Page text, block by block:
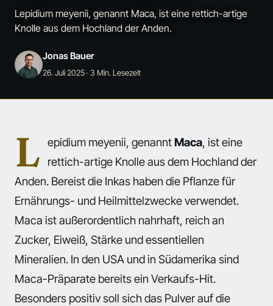
Lepidium meyenii, genannt Maca, ist eine rettich-artige
Knolle aus dem Hochland der Anden.
Jonas Bauer
26. Juli 2025· 3 Min. Lesezeit
L epidium meyenii, genanntMaca, ist eine
rettich-artige Knolle aus dem Hochland der
Anden. Bereist die Inkas haben die Pflanze für
Ernährungs- und Heilmittelzwecke verwendet.
Maca ist außerordentlich nahrhaft, reich an
Zucker, Eiweiß, Stärke und essentiellen
Mineralien. In den USA und in Südamerika sind
Maca-Präparate bereits ein Verkaufs-Hit.
Besonders positiv soll sich das Pulver auf die